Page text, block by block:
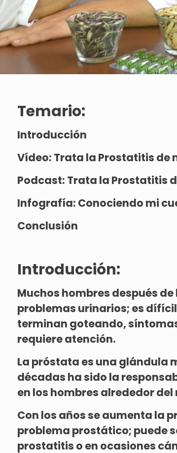
Temario:
Introducción
Vídeo: Trata la Prostatitis de
Podcast: Trata la Prostatitis
Infografía: Conociendo mi
Conclusión
Introducción:
Muchos hombres después
problemas urinarios; es
terminan goteando,
requiere atención.
La próstata es una glándula
décadas ha sido la
en los hombres alrededor del
Con los años se aumenta la
problema prostático; puede
prostatitis o en ocasiones